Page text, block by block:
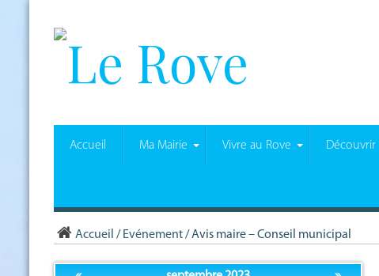
Accueil Ma Mairie Vivre au Rove Découvrir
Accueil / Evénement/Avis maire – Conseil municipal